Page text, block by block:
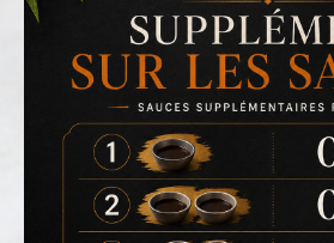
ACCUEIL
LA CARTE
VOTRE COMPTE
NOTRE RESTAURANT